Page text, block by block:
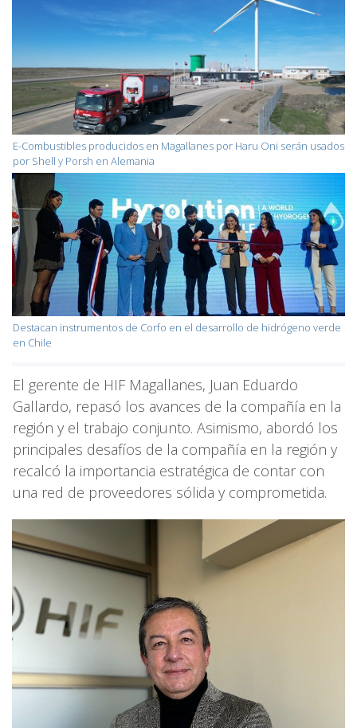
E-Combustibles producidos en Magallanes por Haru Oni serán usados
por Shell y Porsh en Alemania
Destacan instrumentos de Corfo en el desarrollo de hidrógeno verde
en Chile
El gerente de HIF Magallanes, Juan Eduardo
Gallardo, repasó los avances de la compañía en la
región y el trabajo conjunto. Asimismo, abordó los
principales desafíos de la compañía en la región y
recalcó la importancia estratégica de contar con
una red de proveedores sólida y comprometida.